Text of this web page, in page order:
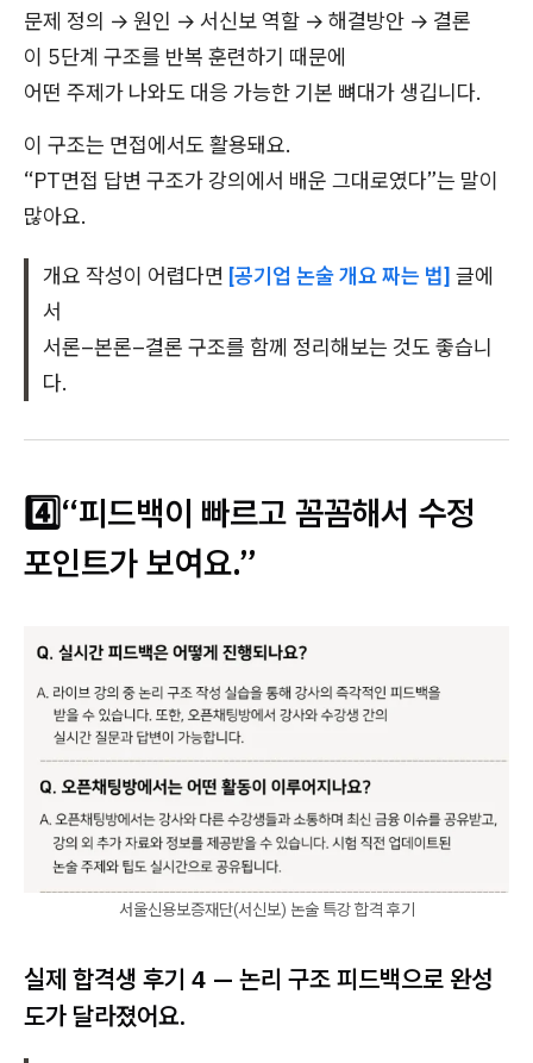
문제 정의 → 원인 → 서신보 역할 → 해결방안 → 결론
이 5단계 구조를 반복 훈련하기 때문에
어떤 주제가 나와도 대응 가능한 기본 뼈대가 생깁니다.
이 구조는 면접에서도 활용돼요.
“PT면접 답변 구조가 강의에서 배운 그대로였다”는 말이
많아요.
개요 작성이 어렵다면 [공기업 논술 개요 짜는 법] 글에
서
서론–본론–결론 구조를 함께 정리해보는 것도 좋습니
다.
4️⃣“피드백이 빠르고 꼼꼼해서 수정
포인트가 보여요.”
서울신용보증재단(서신보) 논술 특강 합격 후기
실제 합격생 후기 4 — 논리 구조 피드백으로 완성
도가 달라졌어요.